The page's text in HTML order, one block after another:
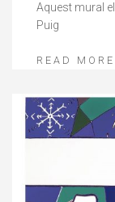
Aquest mural
Puig
READ MORE